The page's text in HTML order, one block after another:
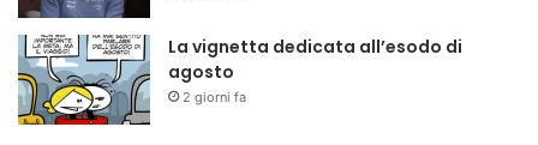
La vignetta dedicata all’esodo di
agosto
2 giorni fa